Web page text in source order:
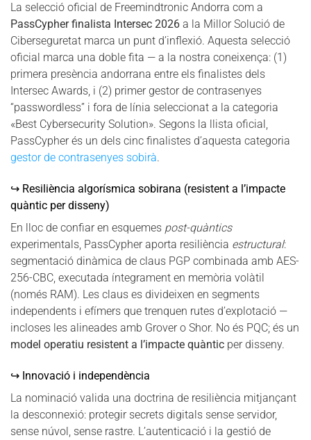
La selecció oficial de Freemindtronic Andorra com a
PassCypher finalista Intersec 2026 a la Millor Solució de
Ciberseguretat marca un punt d’inflexió. Aquesta selecció
oficial marca una doble fita — a la nostra coneixença: (1)
primera presència andorrana entre els finalistes dels
Intersec Awards, i (2) primer gestor de contrasenyes
“passwordless” i fora de línia seleccionat a la categoria
«Best Cybersecurity Solution». Segons la llista oficial,
PassCypher és un dels cinc finalistes d’aquesta categoria
gestor de contrasenyes sobirà.
↪ Resiliència algorísmica sobirana (resistent a l’impacte
quàntic per disseny)
En lloc de confiar en esquemes post-quàntics
experimentals, PassCypher aporta resiliència estructural:
segmentació dinàmica de claus PGP combinada amb AES-
256-CBC, executada íntegrament en memòria volàtil
(només RAM). Les claus es divideixen en segments
independents i efímers que trenquen rutes d’explotació —
incloses les alineades amb Grover o Shor. No és PQC; és un
model operatiu resistent a l’impacte quàntic per disseny.
↪ Innovació i independència
La nominació valida una doctrina de resiliència mitjançant
la desconnexió: protegir secrets digitals sense servidor,
sense núvol, sense rastre. L’autenticació i la gestió de